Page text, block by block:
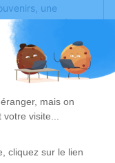
une
des poèmes
dédié à
estdisponible